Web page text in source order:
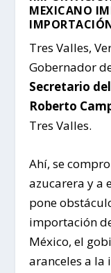
MEXICANO
Tres Valles,
Gobernador
Secretario
Roberto
Tres Valles.
Ahí, se
azucarera y a
pone
importación
México, el
aranceles a